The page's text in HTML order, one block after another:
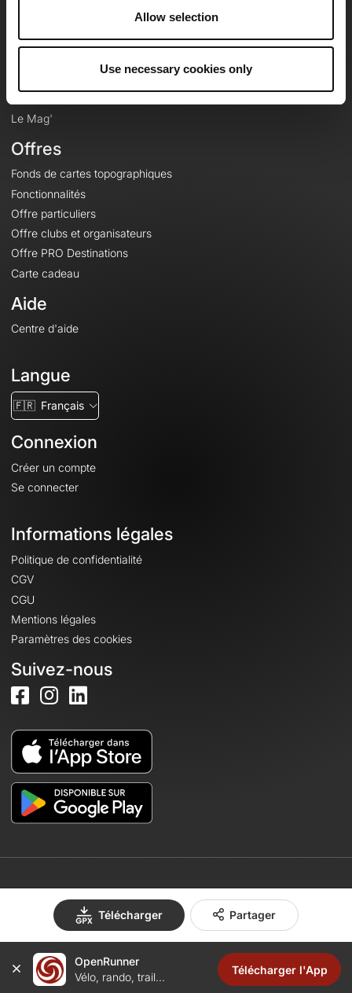
Allow selection
Use necessary cookies only
Télécharger Partager
Equipe
Le Mag'
Offres
Fonds de cartes topographiques
Fonctionnalités
Offre particuliers
Offre clubs et organisateurs
Offre PRO Destinations
Carte cadeau
Aide
Centre d'aide
Langue
🇫🇷 Français
Connexion
Créer un compte
Se connecter
Informations légales
Politique de confidentialité
CGV
CGU
Mentions légales
Paramètres des cookies
Suivez-nous
© 2026 OpenRunner - Version 7.31.3
Créez un compte
OpenRunner
Vélo, rando, trail...
Télécharger l'App